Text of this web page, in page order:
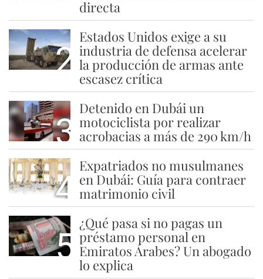
directa
2
Estados Unidos exige a su
industria de defensa acelerar
la producción de armas ante
escasez crítica
3
Detenido en Dubái un
motociclista por realizar
acrobacias a más de 290 km/h
4
Expatriados no musulmanes
en Dubái: Guía para contraer
matrimonio civil
5
¿Qué pasa si no pagas un
préstamo personal en
Emiratos Árabes? Un abogado
lo explica